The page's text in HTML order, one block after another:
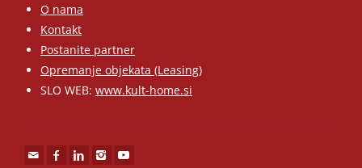
O nama
Kontakt
Postanite partner
Opremanje objekata (Leasing)
SLO WEB: www.kult-home.si